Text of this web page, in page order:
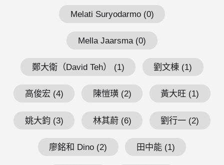
Melati Suryodarmo (0)
Mella Jaarsma (0)
鄭大衛（David Teh） (1) 劉文棟 (1)
高俊宏 (4) 陳愷璜 (2) 黃大旺 (1)
姚大鈞 (3) 林其蔚 (6) 劉行一 (2)
廖銘和 Dino (2) 田中能 (1)